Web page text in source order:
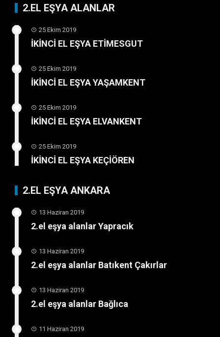
2.EL EŞYA ALANLAR
25 Ekim 2019
İKİNCİ EL EŞYA ETİMESGUT
25 Ekim 2019
İKİNCİ EL EŞYA YAŞAMKENT
25 Ekim 2019
İKİNCİ EL EŞYA ELVANKENT
25 Ekim 2019
İKİNCİ EL EŞYA KEÇİÖREN
2.EL EŞYA ANKARA
13 Haziran 2019
2.el eşya alanlar Yapracık
13 Haziran 2019
2.el eşya alanlar Batıkent Çakırlar
13 Haziran 2019
2.el eşya alanlar Bağlıca
11 Haziran 2019